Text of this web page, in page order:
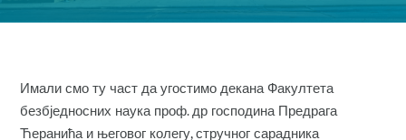
Имали смо ту част да угостимо декана Факултета
безбједносних наука проф. др господина Предрага
Ћеранића и његовог колегу, стручног сарадника